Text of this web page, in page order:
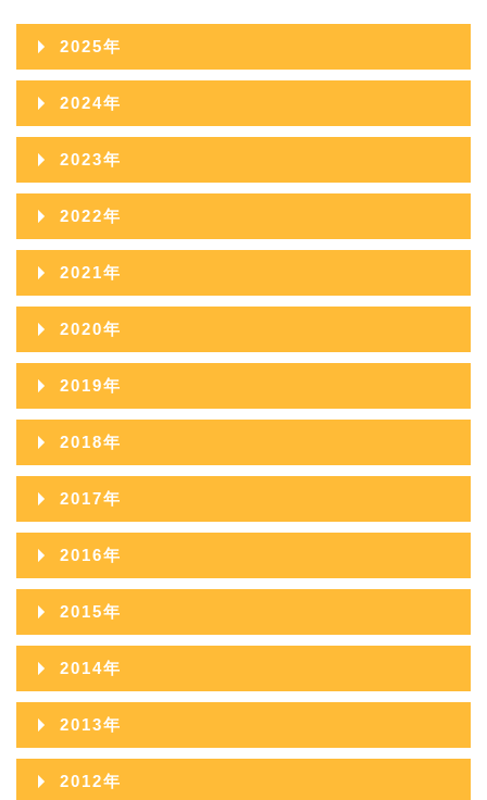
2025年
2025年12月
2025年11月
2025年10月
2025年09月
2025年08月
2025年07月
2025年06月
2025年05月
2025年03月
2025年02月
2025年01月
2024年
2024年12月
2024年11月
2024年10月
2024年09月
2024年08月
2024年07月
2024年06月
2024年05月
2024年03月
2024年02月
2024年01月
2023年
2023年12月
2023年11月
2023年10月
2023年09月
2023年08月
2023年07月
2023年06月
2023年05月
2023年03月
2023年02月
2023年01月
2022年
2022年12月
2022年11月
2022年10月
2022年09月
2022年08月
2022年07月
2022年06月
2022年05月
2022年03月
2022年02月
2022年01月
2021年
2021年12月
2021年11月
2021年10月
2021年09月
2021年08月
2021年07月
2021年06月
2021年05月
2021年03月
2021年02月
2020年
2020年12月
2020年11月
2020年10月
2020年09月
2020年08月
2020年07月
2020年06月
2020年05月
2020年03月
2019年
2019年12月
2019年11月
2019年10月
2019年09月
2019年08月
2019年07月
2019年06月
2019年05月
2018年
2018年12月
2018年11月
2018年10月
2018年09月
2018年08月
2018年07月
2018年06月
2017年
2017年12月
2017年11月
2017年10月
2017年09月
2017年08月
2017年07月
2016年
2016年12月
2016年11月
2016年10月
2016年09月
2016年08月
2015年
2015年12月
2015年11月
2015年10月
2015年09月
2014年
2014年12月
2014年11月
2013年
2013年12月
2012年